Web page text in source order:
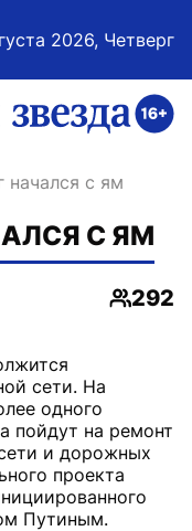
2026, Четверг
главную
начался с ям
С ЯМ
292
сети. На
одного
пойдут на ремонт
и дорожных
проекта
Путиным.